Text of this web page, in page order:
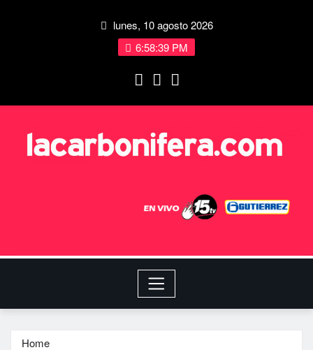
lunes, 10 agosto 2026
6:58:40 PM
Home